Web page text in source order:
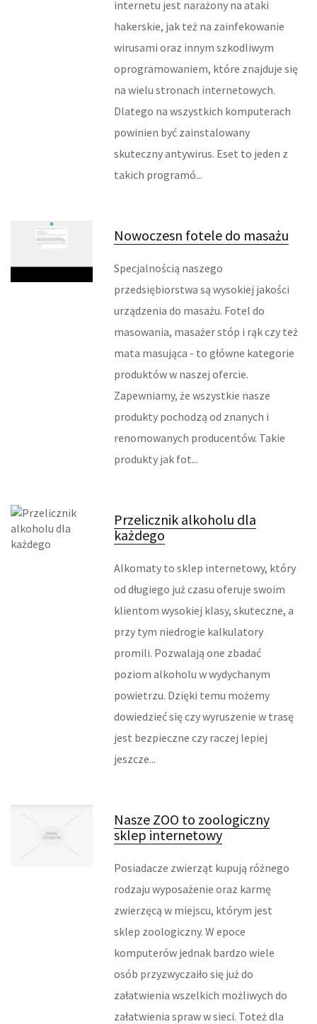
WYPOSAŻENIE ŁAZIENKI
ODZIEŻ
SPORT
ELEKTRONIKA, RTV, AGD
ART. DLA ZWIERZĄT
OGRÓD, ROŚLINY
ART. SPOŻYWCZE
MATERIAŁY EKSPLOATACYJNE
INNE SKLEPY
URZĄDZENIA SPECJALISTYCZNE
MASZYNY
NARZĘDZIA
PRZEMYSŁ METALOWY
TRANSPORT
WYNAJEM
USŁUGI MOTORYZACYJNE
SALONY, KOMISY
REKLAMA W INTERNECIE
AGENCJE REKLAMOWE
MATERIAŁY REKLAMOWE
RUCH
IMPREZY INTEGRACYJNE
HOBBY
ZAJĘCIA SPORTOWE I REKREACYJNE
FABRYKACJA
INFORMATYCZNE
internetu jest narażony na ataki
hakerskie, jak też na zainfekowanie
wirusami oraz innym szkodliwym
oprogramowaniem, które znajduje się
na wielu stronach internetowych.
Dlatego na wszystkich komputerach
powinien być zainstalowany
skuteczny antywirus. Eset to jeden z
takich programó...
Nowoczesn fotele do masażu
Specjalnością naszego
przedsiębiorstwa są wysokiej jakości
urządzenia do masażu. Fotel do
masowania, masażer stóp i rąk czy też
mata masująca - to główne kategorie
produktów w naszej ofercie.
Zapewniamy, że wszystkie nasze
produkty pochodzą od znanych i
renomowanych producentów. Takie
produkty jak fot...
Przelicznik alkoholu dla
każdego
Alkomaty to sklep internetowy, który
od długiego już czasu oferuje swoim
klientom wysokiej klasy, skuteczne, a
przy tym niedrogie kalkulatory
promili. Pozwalają one zbadać
poziom alkoholu w wydychanym
powietrzu. Dzięki temu możemy
dowiedzieć się czy wyruszenie w trasę
jest bezpieczne czy raczej lepiej
jeszcze...
Nasze ZOO to zoologiczny
sklep internetowy
Posiadacze zwierząt kupują różnego
rodzaju wyposażenie oraz karmę
zwierzęcą w miejscu, którym jest
sklep zoologiczny. W epoce
komputerów jednak bardzo wiele
osób przyzwyczaiło się już do
załatwienia wszelkich możliwych do
załatwienia spraw w sieci. Toteż dla